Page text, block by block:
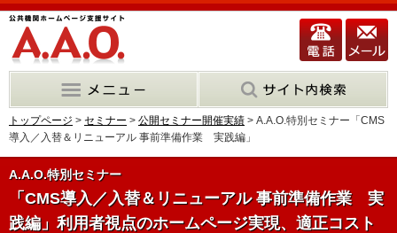
トップページ > セミナー > 公開セミナー開催実績 > A.A.O.特別セミナー「CMS
導入／入替＆リニューアル 事前準備作業 実践編」
A.A.O.特別セミナー
「CMS導入／入替＆リニューアル 事前準備作業 実
践編」利用者視点のホームページ実現、適正コスト